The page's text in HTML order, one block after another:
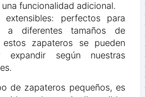
funcionalidad adicional.
extensibles: perfectos para
a diferentes tamaños de
estos zapateros se pueden
expandir según nuestras
de zapateros pequeños, es